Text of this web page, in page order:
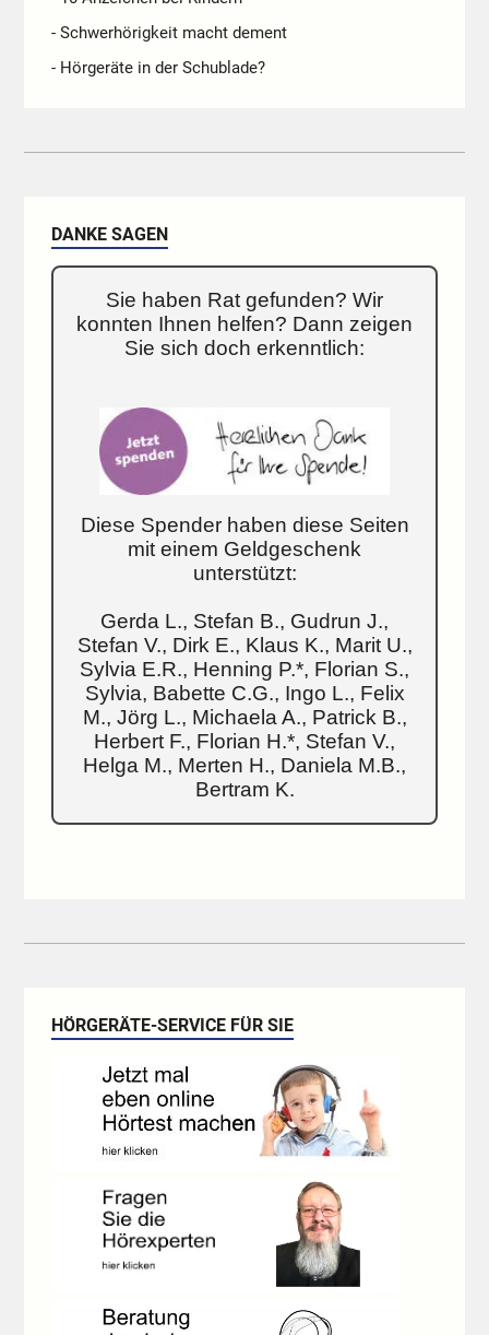
- Schwerhörigkeit macht dement
- Hörgeräte in der Schublade?
DANKE SAGEN
Sie haben Rat gefunden? Wir
konnten Ihnen helfen? Dann zeigen
Sie sich doch erkenntlich:
Diese Spender haben diese Seiten
mit einem Geldgeschenk
unterstützt:
Gerda L., Stefan B., Gudrun J.,
Stefan V., Dirk E., Klaus K., Marit U.,
Sylvia E.R., Henning P.*, Florian S.,
Sylvia, Babette C.G., Ingo L., Felix
M., Jörg L., Michaela A., Patrick B.,
Herbert F., Florian H.*, Stefan V.,
Helga M., Merten H., Daniela M.B.,
Bertram K.
HÖRGERÄTE-SERVICE FÜR SIE